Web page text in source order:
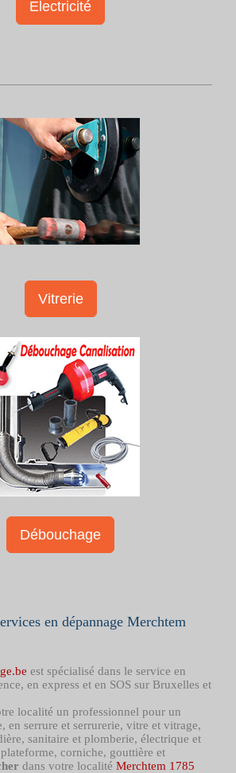
Electricité
Vitrerie
Débouchage
en dépannage Merchtem
est spécialisé dans le service en
en express et en SOS sur Bruxelles et
localité un professionnel pour un
en serrure et serrurerie, vitre et vitrage,
sanitaire et plomberie, électrique et
corniche, gouttière et
dans votre localité Merchtem 1785